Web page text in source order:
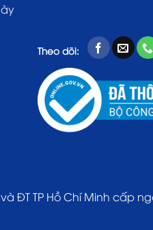
Theo dõi:
ĐT TP Hồ Chí Minh cấp